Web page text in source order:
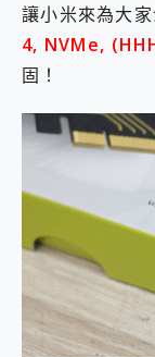
讓小米來為大
4, NVMe,
固！